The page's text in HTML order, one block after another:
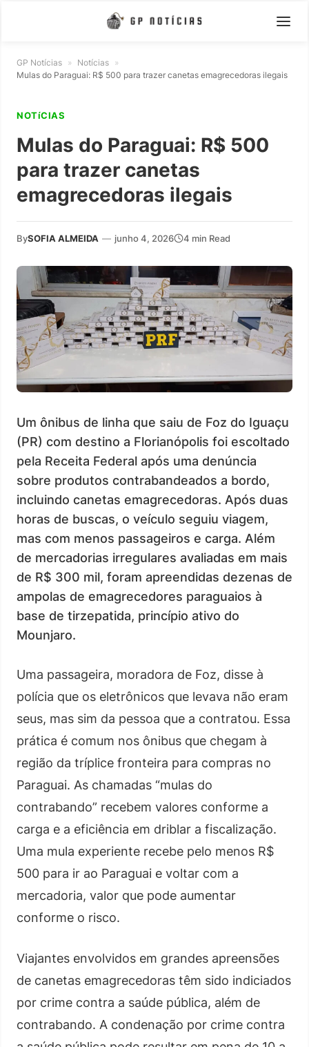
GP Notícias » Notícias »
Mulas do Paraguai: R$ 500 para trazer canetas emagrecedoras ilegais
NOTíCIAS
Mulas do Paraguai: R$ 500
para trazer canetas
emagrecedoras ilegais
BySOFIA ALMEIDA — junho 4, 2026 4 min Read
Um ônibus de linha que saiu de Foz do Iguaçu
(PR) com destino a Florianópolis foi escoltado
pela Receita Federal após uma denúncia
sobre produtos contrabandeados a bordo,
incluindo canetas emagrecedoras. Após duas
horas de buscas, o veículo seguiu viagem,
mas com menos passageiros e carga. Além
de mercadorias irregulares avaliadas em mais
de R$ 300 mil, foram apreendidas dezenas de
ampolas de emagrecedores paraguaios à
base de tirzepatida, princípio ativo do
Mounjaro.
Uma passageira, moradora de Foz, disse à
polícia que os eletrônicos que levava não eram
seus, mas sim da pessoa que a contratou. Essa
prática é comum nos ônibus que chegam à
região da tríplice fronteira para compras no
Paraguai. As chamadas “mulas do
contrabando” recebem valores conforme a
carga e a eficiência em driblar a fiscalização.
Uma mula experiente recebe pelo menos R$
500 para ir ao Paraguai e voltar com a
mercadoria, valor que pode aumentar
conforme o risco.
Viajantes envolvidos em grandes apreensões
de canetas emagrecedoras têm sido indiciados
por crime contra a saúde pública, além de
contrabando. A condenação por crime contra